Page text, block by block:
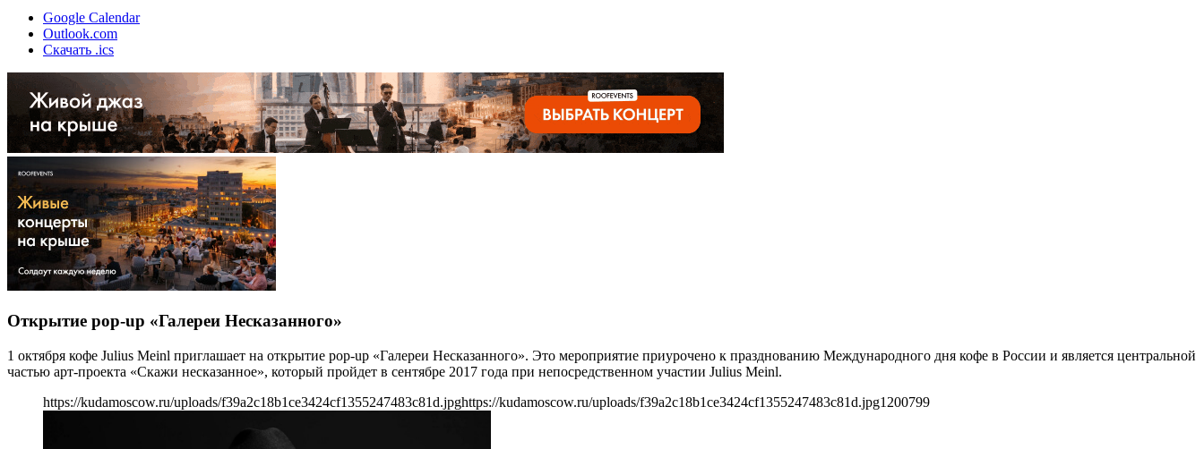
Google Calendar
Outlook.com
Скачать .ics
Открытие pop-up «Галереи Несказанного»
1 октября кофе Julius Meinl приглашает на открытие pop-up «Галереи Несказанного». Это мероприятие приурочено к празднованию Международного дня кофе в России и является центральной
частью арт-проекта «Скажи несказанное», который пройдет в сентябре 2017 года при непосредственном участии Julius Meinl.
https://kudamoscow.ru/uploads/f39a2c18b1ce3424cf1355247483c81d.jpghttps://kudamoscow.ru/uploads/f39a2c18b1ce3424cf1355247483c81d.jpg1200799